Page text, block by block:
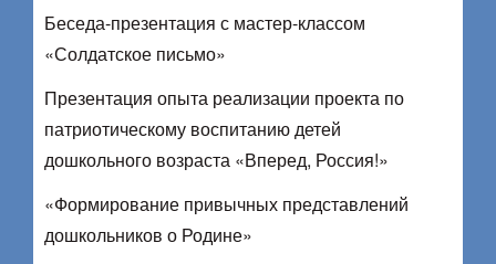
Беседа-презентация с мастер-классом
«Солдатское письмо»
Презентация опыта реализации проекта по
патриотическому воспитанию детей
дошкольного возраста «Вперед, Россия!»
«Формирование привычных представлений
дошкольников о Родине»